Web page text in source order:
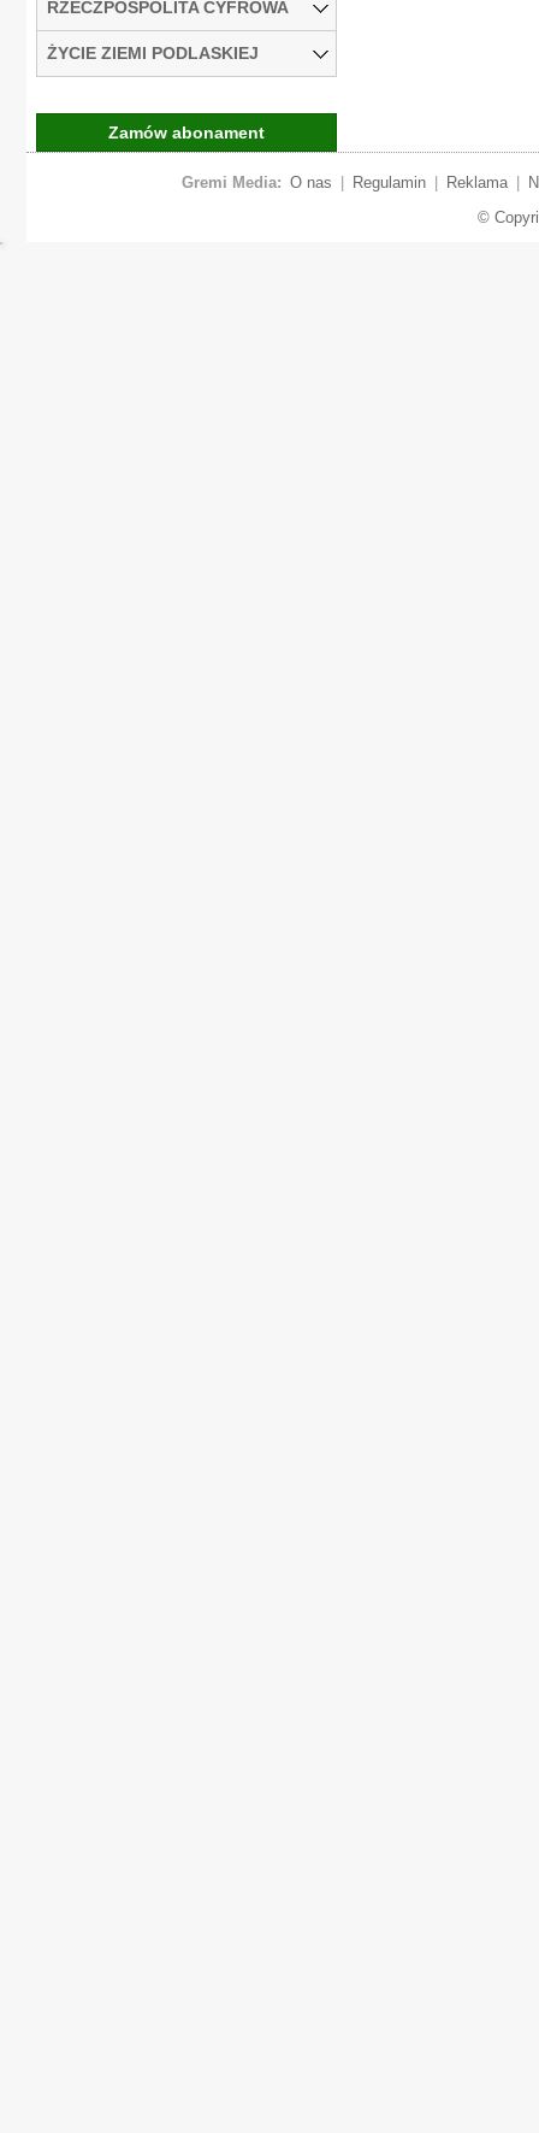
RZECZPOSPOLITA CYFROWA
ŻYCIE ZIEMI PODLASKIEJ
Zamów abonament
Gremi Media: O nas Regulamin Reklama
©